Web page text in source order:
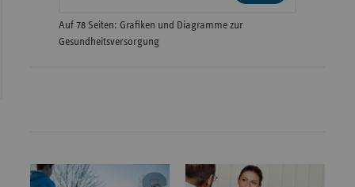
Auf 78 Seiten: Grafiken und Diagramme zur
Gesundheitsversorgung